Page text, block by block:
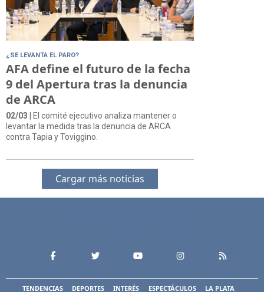
¿SE LEVANTA EL PARO?
AFA define el futuro de la fecha
9 del Apertura tras la denuncia
de ARCA
02/03 | El comité ejecutivo analiza mantener o
levantar la medida tras la denuncia de ARCA
contra Tapia y Toviggino.
Cargar más noticias
TENDENCIAS DEPORTES INTERÉS ESPECTÁCULOS LA PLATA